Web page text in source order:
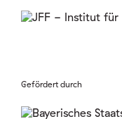
Gefördert durch